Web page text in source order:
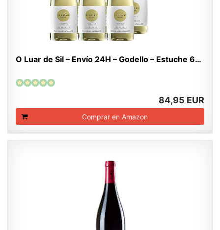
O Luar de Sil – Envío 24H – Godello – Estuche 6…
84,95 EUR
Comprar en Amazon